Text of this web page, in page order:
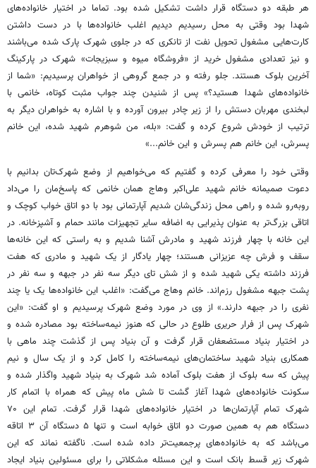
هر طبقه دو دستگاه قرار داشت تشکیل شده بود. تماما در اختیار خانواده‌های
شهدا بود وقتی به محل رسیدیم دیدیم اغلب خانواده‌ها با در دست داشتن
کارت‌هایی مشغول تحویل نفت از تانکری که در جلوی شهرک پارک شده می‌باشند
و نیز تعدادی مشغول خرید از «فروشگاه میوه و سبزیجات» شهرک در پارکینگ
آخرین بلوک هستند. جلو رفته و در جمع گروهی از خواهران پرسیدیم: «شما از
خانواده‌های شهدا هستید؟» پس از شنیدن چند جواب مثبت کوتاه، خانمی با
لبخندی مهربان دستش را از زیر چادر بیرون آورده و با اشاره به خواهران دیگر به
ترتیب از خودش شروع کرده و گفت: «بله، من شوهرم شهید شده، این خانم
پسرش، این خانم هم پسرش و این خانم...»
وقتی خود را معرفی کرده و گفتیم که می‌خواهیم از وضع شهرک‌تان بدانیم با
دعوت صمیمانه خانم شهید علی‌اکبر وهاج همان خانمی که پاسخ‌مان را می‌داد
روبه‌رو شده و راهی محل زندگی‌شان شدیم آپارتمانی بود با دو اتاق خواب کوچک و
اتاقی بزرگ‌تر به عنوان پذیرایی به اضافه سایر تجهیزات مانند حمام و آشپزخانه. در
این خانه با چهار فرزند شهید و مادرش آشنا شدیم و به راستی که این خانه‌ها
سقف و فرش چه عزیزانی هستند؛ چهار یادگار از یک شهید و مادری که هفت
فرزند داشته یکی شهید شده و از شش تای دیگر سه نفر در جبهه و سه نفر در
پشت جبهه مشغول رزم‌اند. خانم وهاج می‌گفت: «اغلب این خانواده‌ها یک یا چند
نفری را در جبهه دارند.» از وی در مورد وضع شهرک پرسیدیم و او گفت: «این
شهرک پس از فرار حریری طلوع در حالی که هنوز نیمه‌ساخته بود مصادره شده و
در اختیار بنیاد مستضعفان قرار گرفت و آن بنیاد پس از گذشت چند ماهی با
همکاری بنیاد شهید ساختمان‌های نیمه‌ساخته را کامل کرد و از یک سال و نیم
پیش که سه بلوک از هفت بلوک آماده شد شهرک به بنیاد شهید واگذار شده و
سکونت خانواده‌های شهدا آغاز گشت تا شش ماه پیش که همراه با اتمام کار
شهرک تمام آپارتمان‌ها در اختیار خانواده‌های شهدا قرار گرفت. تمام این ۷۰
دستگاه هم به همین صورت دو اتاق خوابه است و تنها ۵ دستگاه آن ۳ اتاقه
می‌باشد که به خانواده‌های پرجمعیت‌تر داده شده است. ناگفته نماند که این
شهرک زیر قسط بانک است و این مسئله مشکلاتی را برای مسئولین بنیاد ایجاد